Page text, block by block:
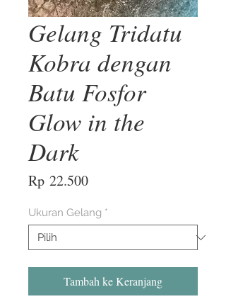
Gelang Tridatu
Kobra dengan
Batu Fosfor
Glow in the
Dark
Rp 22.500Harga
Ukuran Gelang *
Tambah ke Keranjang